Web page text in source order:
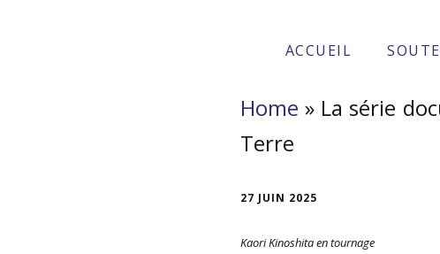
ACCUEIL
Home » La série
Terre
27 JUIN 2025
Kaori Kinoshita en tournage